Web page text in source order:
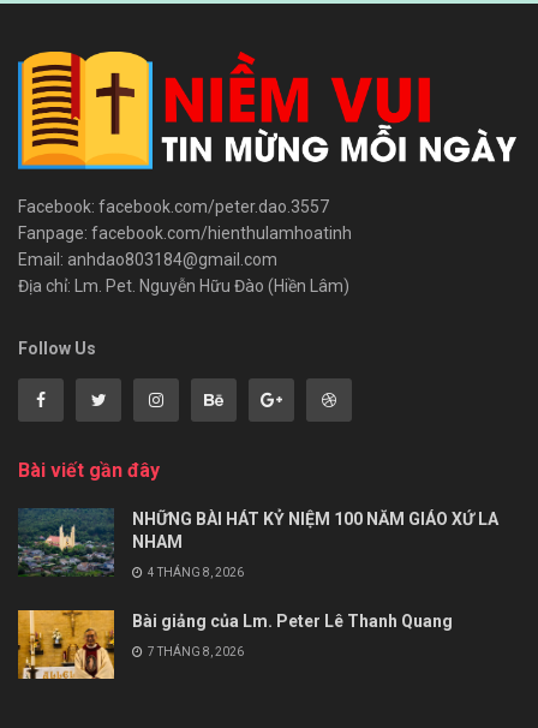
Facebook: facebook.com/peter.dao.3557
Fanpage: facebook.com/hienthulamhoatinh
Email: anhdao803184@gmail.com
Địa chỉ: Lm. Pet. Nguyễn Hữu Đào (Hiền Lâm)
Follow Us
Bài viết gần đây
NHỮNG BÀI HÁT KỶ NIỆM 100 NĂM GIÁO XỨ LA
NHAM
4 THÁNG 8, 2026
Bài giảng của Lm. Peter Lê Thanh Quang
7 THÁNG 8, 2026